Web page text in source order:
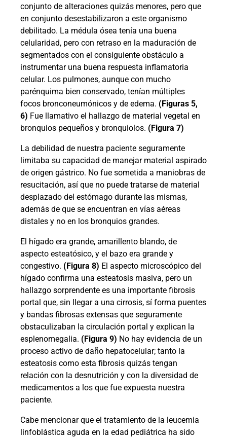
conjunto de alteraciones quizás menores, pero que
en conjunto desestabilizaron a este organismo
debilitado. La médula ósea tenía una buena
celularidad, pero con retraso en la maduración de
segmentados con el consiguiente obstáculo a
instrumentar una buena respuesta inflamatoria
celular. Los pulmones, aunque con mucho
parénquima bien conservado, tenían múltiples
focos bronconeumónicos y de edema. (Figuras 5,
6) Fue llamativo el hallazgo de material vegetal en
bronquios pequeños y bronquiolos. (Figura 7)
La debilidad de nuestra paciente seguramente
limitaba su capacidad de manejar material aspirado
de origen gástrico. No fue sometida a maniobras de
resucitación, así que no puede tratarse de material
desplazado del estómago durante las mismas,
además de que se encuentran en vías aéreas
distales y no en los bronquios grandes.
El hígado era grande, amarillento blando, de
aspecto esteatósico, y el bazo era grande y
congestivo. (Figura 8) El aspecto microscópico del
hígado confirma una esteatosis masiva, pero un
hallazgo sorprendente es una importante fibrosis
portal que, sin llegar a una cirrosis, sí forma puentes
y bandas fibrosas extensas que seguramente
obstaculizaban la circulación portal y explican la
esplenomegalia. (Figura 9) No hay evidencia de un
proceso activo de daño hepatocelular; tanto la
esteatosis como esta fibrosis quizás tengan
relación con la desnutrición y con la diversidad de
medicamentos a los que fue expuesta nuestra
paciente.
Cabe mencionar que el tratamiento de la leucemia
linfoblástica aguda en la edad pediátrica ha sido